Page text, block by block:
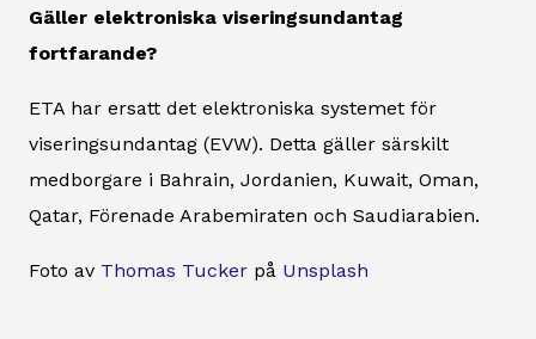
Gäller elektroniska viseringsundantag
fortfarande?
ETA har ersatt det elektroniska systemet för
viseringsundantag (EVW). Detta gäller särskilt
medborgare i Bahrain, Jordanien, Kuwait, Oman,
Qatar, Förenade Arabemiraten och Saudiarabien.
Foto av Thomas Tucker på Unsplash